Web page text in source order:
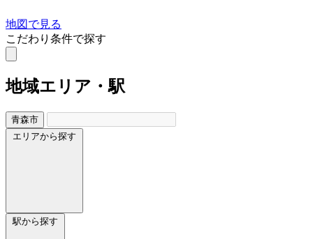
地図で見る
こだわり条件で探す
地域エリア・駅
青森市
エリアから探す
駅から探す